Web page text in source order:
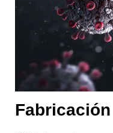
Fabricación